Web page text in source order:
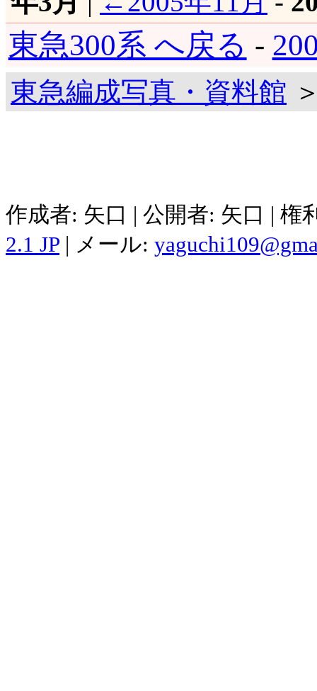
東急300系 へ戻る -
東急編成写真・資料館
作成者: 矢口 | 公開者: 矢口 |
2.1 JP | メール: